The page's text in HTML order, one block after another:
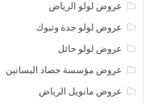
عروض لولو الرياض
عروض لولو جدة وتبوك
عروض لولو حائل
عروض مؤسسة حصاد البساتين
عروض مانويل الرياض